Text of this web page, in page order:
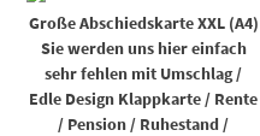
Große Abschiedskarte XXL (A4)
Sie werden uns hier einfach
sehr fehlen mit Umschlag /
Edle Design Klappkarte / Rente
/ Pension / Ruhestand /